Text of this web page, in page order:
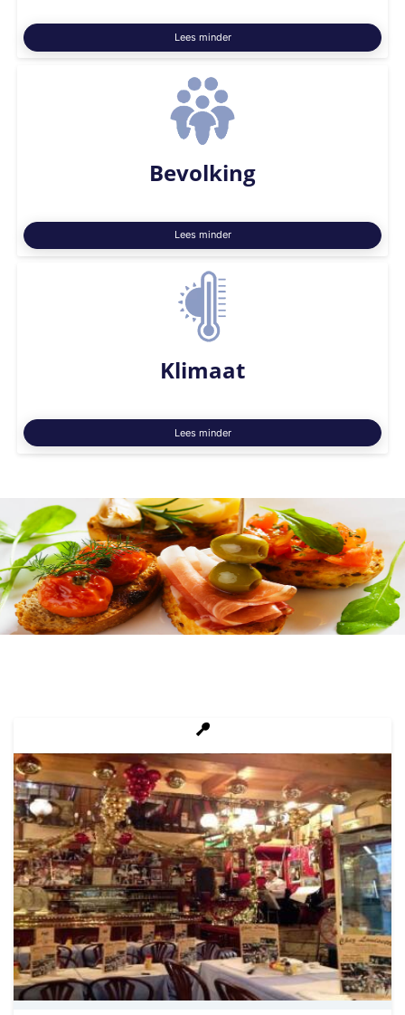
Lees minder
Bevolking
Lees minder
Klimaat
Lees minder